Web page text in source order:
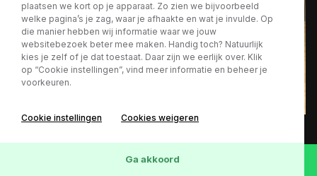
plaatsen we kort op je apparaat. Zo zien we bijvoorbeeld
welke pagina’s je zag, waar je afhaakte en wat je invulde. Op
die manier hebben wij informatie waar we jouw
websitebezoek beter mee maken. Handig toch? Natuurlijk
kies je zelf of je dat toestaat. Daar zijn we eerlijk over. Klik
op “Cookie instellingen”, vind meer informatie en beheer je
voorkeuren.
Cookie instellingen Cookies weigeren
Ga akkoord